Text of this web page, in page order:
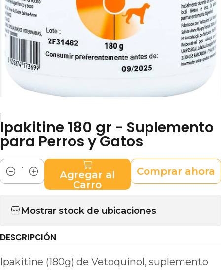
|
Ipakitine 180 gr - Suplemento
para Perros y Gatos
Cantidad
Agregar al
Carro
Comprar ahora
Mostrar stock de ubicaciones
DESCRIPCIÓN
Ipakitine (180g) de Vetoquinol, suplemento